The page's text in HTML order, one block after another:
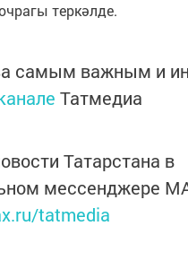
теркәлде.
самым важным и
Татмедиа
Татарстана в
мессенджере
tatmedia